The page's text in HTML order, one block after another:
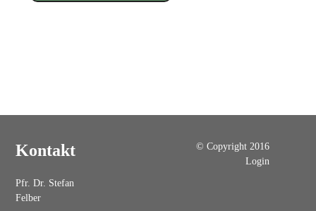
Kontakt
Pfr. Dr. Stefan
Felber
© Copyright 2016
Login